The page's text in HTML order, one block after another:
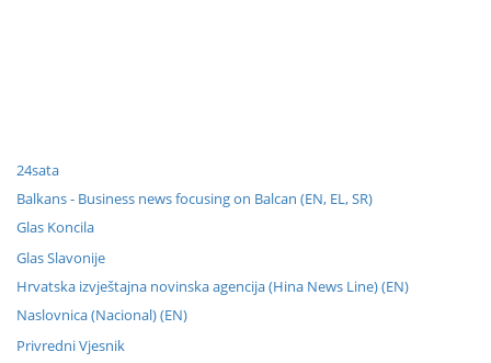
24sata
Balkans - Business news focusing on Balcan (EN, EL, SR)
Glas Koncila
Glas Slavonije
Hrvatska izvještajna novinska agencija (Hina News Line) (EN)
Naslovnica (Nacional) (EN)
Privredni Vjesnik